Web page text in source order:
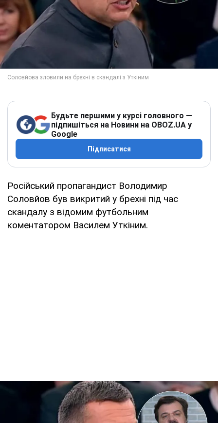
Будьте першими у курсі головного —
підпишіться на Новини на OBOZ.UA у
Google
Підписатися
Російський пропагандист Володимир
Соловйов був викритий у брехні під час
скандалу з відомим футбольним
коментатором Василем Уткіним.